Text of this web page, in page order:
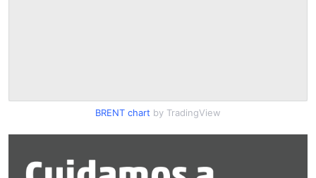
BRENT chart by TradingView